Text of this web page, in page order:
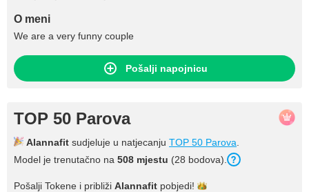
O meni
We are a very funny couple
Pošalji napojnicu
TOP 50 Parova
Alannafit sudjeluje u natjecanju TOP 50 Parova
Model je trenutačno na 508 mjestu (28 bodova).
Pošalji Tokene i približi Alannafit pobjedi!